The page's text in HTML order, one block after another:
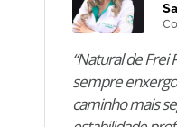
“Natural de Frei
sempre
caminho mais